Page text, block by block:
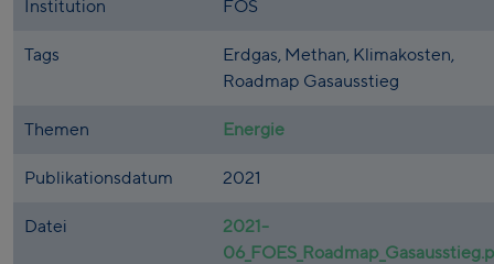
Institution FÖS
Tags
Erdgas, Methan, Klimakosten,
Roadmap Gasausstieg
Themen Energie
Publikationsdatum 2021
Datei
2021-